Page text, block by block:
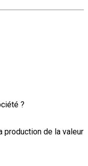
?
production de la valeur